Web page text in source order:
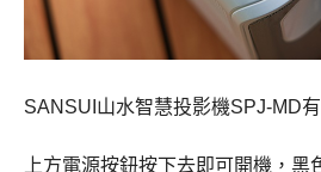
SANSUI山水智慧投影機SPJ-MD
上方電源按鈕按下去即可開機，黑